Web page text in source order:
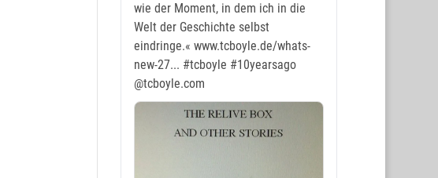
wie der Moment, in dem ich in die
Welt der Geschichte selbst
eindringe.« www.tcboyle.de/whats-
new-27... #tcboyle #10yearsago
@tcboyle.com